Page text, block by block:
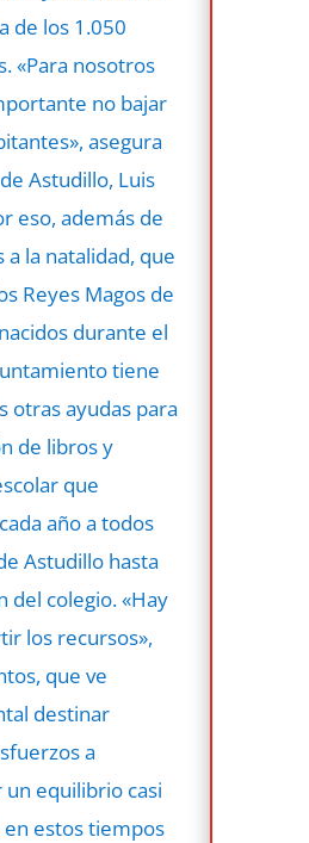
de los 1.050
«Para nosotros
no bajar
asegura
Astudillo, Luis
eso, además de
a la natalidad, que
Reyes Magos de
durante el
tiene
otras ayudas para
de libros y
que
año a todos
Astudillo hasta
del colegio. «Hay
los recursos»,
que ve
destinar
a
equilibrio casi
estos tiempos